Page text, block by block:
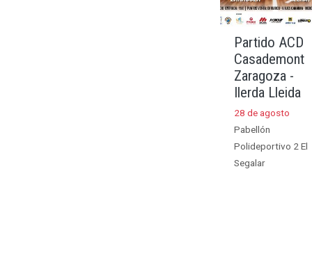
Partido ACD
Casademont
Zaragoza -
Ilerda Lleida
28 de agosto
Pabellón
Polideportivo 2 El
Segalar